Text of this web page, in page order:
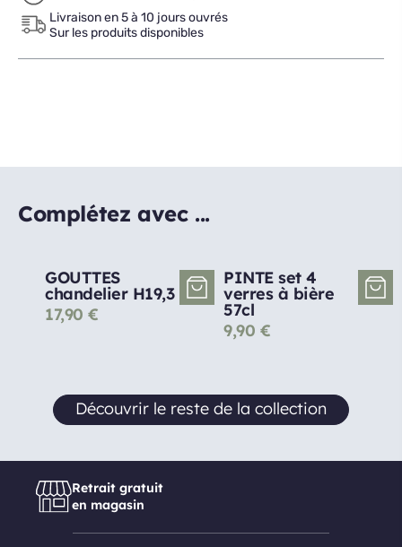
Livraison en 5 à 10 jours ouvrés
Sur les produits disponibles
Complétez avec ...
GOUTTES
chandelier H19,3
17,90 €
PINTE set 4
verres à bière
57cl
9,90 €
Découvrir le reste de la collection
Retrait gratuit
en magasin